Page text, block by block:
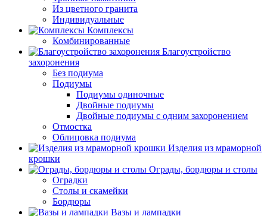
Из цветного гранита
Индивидуальные
Комплексы
Комбинированные
Благоустройство
захоронения
Без подиума
Подиумы
Подиумы одиночные
Двойные подиумы
Двойные подиумы с одним захоронением
Отмостка
Облицовка подиума
Изделия из мраморной
крошки
Ограды, бордюры и столы
Оградки
Столы и скамейки
Бордюры
Вазы и лампадки